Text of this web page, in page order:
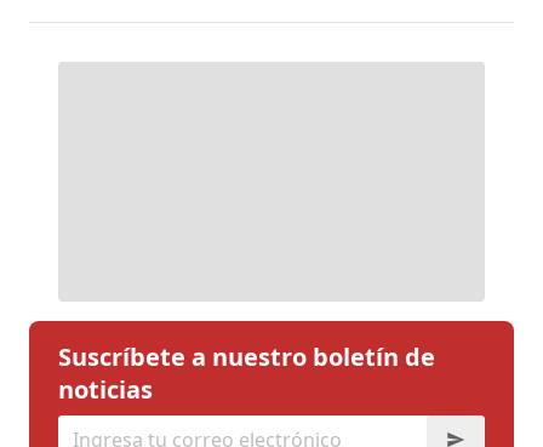
Suscríbete a nuestro boletín de
noticias